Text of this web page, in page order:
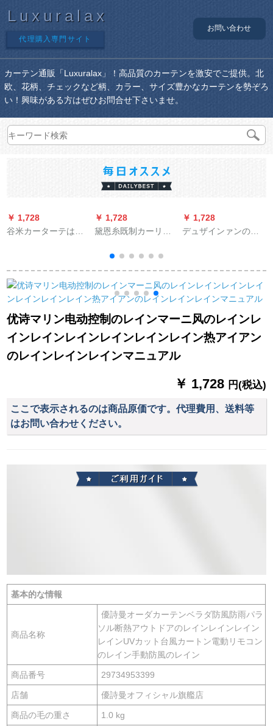
Luxuralax
代理購入専門サイト
お問い合わせ
カーテン通販「Luxuralax」！高品質のカーテンを激安でご提供。北
欧、花柄、チェックなど柄、カラー、サイズ豊かなカーテンを勢ぞろ
い！興味がある方はぜひお問合せ下さいませ。
￥ 1,728
谷米カーターテは完
ルムの寝室に窓があ
ります。テングのシ
モンです。星の両面
のピンクの幅は2メト
ル*高さ2.7メトル/1枚
です。
￥ 1,728
黛恩糸既制カーリン
グリング寝室リング
遮光布天然素材つぎ
ゃっと合せせせせせ
せせせせせせな布湖
青+灰布毎米(加工无
料、カーリンググリ
ル及び付属品の计算
など)を行います。
￥ 1,728
デュザインァンのカ
ーリング写真风景ビ
ジネ広告のすんで手
完全遮光布地
优诗マリン电动控制のレインマーニ风のレインレ
インレインレインレインレインレイン热アイアン
のレインレインレインマニュアル
￥ 1,728 円(税込)
ここで表示されるのは商品原価です。代理費用、送料等
はお問い合わせください。
基本的な情報
商品名称
優詩曼オーダカーテンベラダ防風防雨パラ
ソル断熱アウトドアのレインレインレイン
レインUVカット台風カートン電動リモコン
のレイン手動防風のレイン
商品番号 29734953399
店舗 優詩曼オフィシャル旗艦店
商品の毛の重さ 1.0 kg